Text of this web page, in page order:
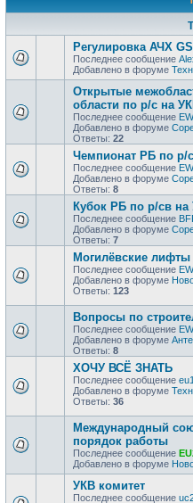
Регулировка АЧХ
Последнее сообщение
Добавлено в форуме
Открытые
области по р/с на
Последнее сообщение
Добавлено в форуме
Ответы: 22
Чемпионат РБ по р/
Последнее сообщение
Добавлено в форуме
Ответы: 8
Кубок РБ по р/св на
Последнее сообщение
Добавлено в форуме
Ответы: 7
Могилёвские лифты
Последнее сообщение
Добавлено в форуме
Ответы: 123
Вопросы по
Последнее сообщение
Добавлено в форуме
Ответы: 8
ХОЧУ ВСЁ ЗНАТЬ
Последнее сообщение
Добавлено в форуме
Ответы: 36
Международный
порядок работы
Последнее сообщение
Добавлено в форуме
УКВ комитет
Последнее сообщение